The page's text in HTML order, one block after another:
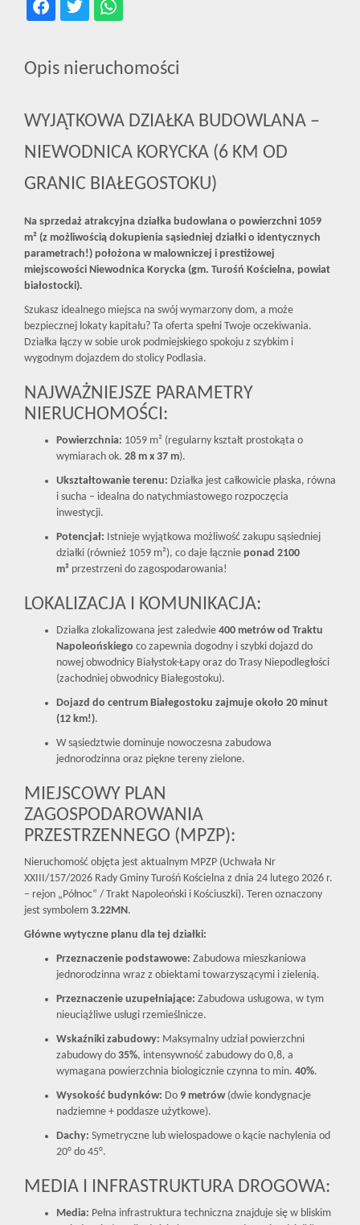
Opis nieruchomości
WYJĄTKOWA DZIAŁKA BUDOWLANA –
NIEWODNICA KORYCKA (6 KM OD
GRANIC BIAŁEGOSTOKU)
Na sprzedaż atrakcyjna działka budowlana o powierzchni 1059
m² (z możliwością dokupienia sąsiedniej działki o identycznych
parametrach!) położona w malowniczej i prestiżowej
miejscowości Niewodnica Korycka (gm. Turośń Kościelna, powiat
białostocki).
Szukasz idealnego miejsca na swój wymarzony dom, a może
bezpiecznej lokaty kapitału? Ta oferta spełni Twoje oczekiwania.
Działka łączy w sobie urok podmiejskiego spokoju z szybkim i
wygodnym dojazdem do stolicy Podlasia.
NAJWAŻNIEJSZE PARAMETRY
NIERUCHOMOŚCI:
Powierzchnia: 1059 m² (regularny kształt prostokąta o
wymiarach ok. 28 m x 37 m).
Ukształtowanie terenu: Działka jest całkowicie płaska, równa
i sucha – idealna do natychmiastowego rozpoczęcia
inwestycji.
Potencjał: Istnieje wyjątkowa możliwość zakupu sąsiedniej
działki (również 1059 m²), co daje łącznie ponad 2100
m² przestrzeni do zagospodarowania!
LOKALIZACJA I KOMUNIKACJA:
Działka zlokalizowana jest zaledwie 400 metrów od Traktu
Napoleońskiego co zapewnia dogodny i szybki dojazd do
nowej obwodnicy Białystok-Łapy oraz do Trasy Niepodległości
(zachodniej obwodnicy Białegostoku).
Dojazd do centrum Białegostoku zajmuje około 20 minut
(12 km!).
W sąsiedztwie dominuje nowoczesna zabudowa
jednorodzinna oraz piękne tereny zielone.
MIEJSCOWY PLAN
ZAGOSPODAROWANIA
PRZESTRZENNEGO (MPZP):
Nieruchomość objęta jest aktualnym MPZP (Uchwała Nr
XXIII/157/2026 Rady Gminy Turośń Kościelna z dnia 24 lutego 2026 r.
– rejon „Północ” / Trakt Napoleoński i Kościuszki). Teren oznaczony
jest symbolem 3.22MN.
Główne wytyczne planu dla tej działki:
Przeznaczenie podstawowe: Zabudowa mieszkaniowa
jednorodzinna wraz z obiektami towarzyszącymi i zielenią.
Przeznaczenie uzupełniające: Zabudowa usługowa, w tym
nieuciążliwe usługi rzemieślnicze.
Wskaźniki zabudowy: Maksymalny udział powierzchni
zabudowy do 35%, intensywność zabudowy do 0,8, a
wymagana powierzchnia biologicznie czynna to min. 40%.
Wysokość budynków: Do 9 metrów(dwie kondygnacje
nadziemne + poddasze użytkowe).
Dachy: Symetryczne lub wielospadowe o kącie nachylenia od
20° do 45°.
MEDIA I INFRASTRUKTURA DROGOWA:
Media: Pełna infrastruktura techniczna znajduje się w bliskim